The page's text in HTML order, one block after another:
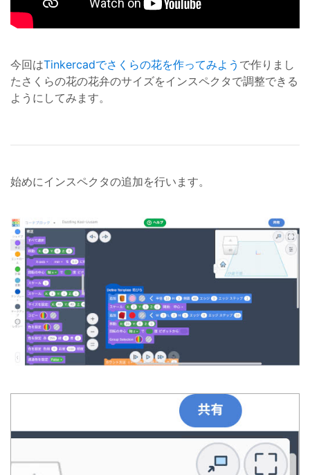
今回はTinkercadでさくらの花を作ってみよう で作りまし
たさくらの花の花弁のサイズをインスペクタで調整できる
ようにしてみます。
始めにインスペクタの追加を行います。